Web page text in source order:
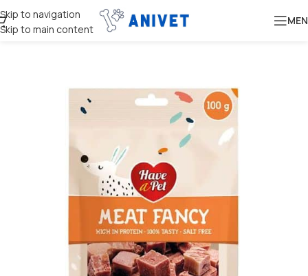
Skip to navigation
Skip to main content